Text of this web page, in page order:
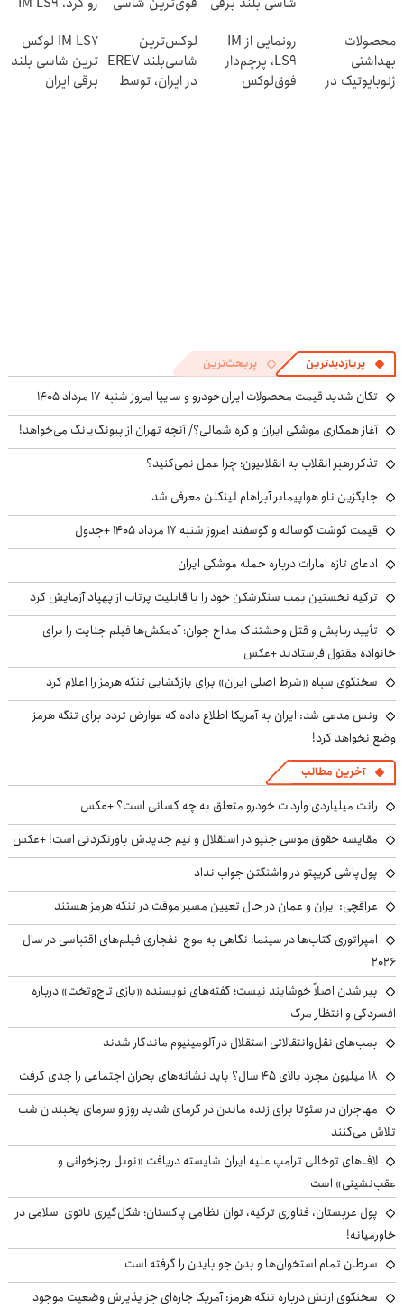
انقلاب
ایران رونمایی شد
ایران شد
محصولات
بهداشتی
ژنوبایوتیک در
رونمایی از IM
LS9، پرچم‌دار
فوق‌لوکس
لوکس‌ترین
شاسی‌بلند EREV
در ایران، توسط
IM LS7 لوکس
ترین شاسی بلند
برقی ایران
پربازدیدترین پربحث‌ترین
تکان شدید قیمت محصولات ایران‌خودرو و سایپا امروز شنبه ۱۷ مرداد ۱۴۰۵
آغاز همکاری موشکی ایران و کره شمالی؟/ آنچه تهران از پیونگ‌یانگ می‌خواهد!
تذکر رهبر انقلاب به انقلابیون؛ چرا عمل نمی‌کنید؟
جایگزین ناو هواپیمابر آبراهام لینکلن معرفی شد
قیمت گوشت گوساله و گوسفند امروز شنبه ۱۷ مرداد ۱۴۰۵ +جدول
ادعای تازه امارات درباره حمله موشکی ایران
ترکیه نخستین بمب سنگرشکن خود را با قابلیت پرتاب از پهپاد آزمایش کرد
تأیید ربایش و قتل وحشتناک مداح جوان؛ آدمکش‌ها فیلم جنایت را برای
خانواده مقتول فرستادند +عکس
سخنگوی سپاه «شرط اصلی ایران» برای بازگشایی تنگه هرمز را اعلام کرد
ونس مدعی شد: ایران به آمریکا اطلاع داده که عوارض تردد برای تنگه هرمز
وضع نخواهد کرد!
آخرین مطالب
رانت میلیاردی واردات خودرو متعلق به چه کسانی است؟ +عکس
مقایسه حقوق موسی جنپو در استقلال و تیم جدیدش باورنکردنی است! +عکس
پول‌پاشی کریپتو در واشنگتن جواب نداد
عراقچی: ایران و عمان در حال تعیین مسیر موقت در تنگه هرمز هستند
امپراتوری کتاب‌ها در سینما؛ نگاهی به موج انفجاری فیلم‌های اقتباسی در سال
۲۰۲۶
پیر شدن اصلاً خوشایند نیست؛ گفته‌های نویسنده «بازی تاج‌وتخت» درباره
افسردگی و انتظار مرگ
بمب‌های نقل‌وانتقالاتی استقلال در آلومینیوم ماندگار شدند
۱۸ میلیون مجرد بالای ۴۵ سال؟ باید نشانه‌های بحران اجتماعی را جدی گرفت
مهاجران در سئوتا برای زنده ماندن در گرمای شدید روز و سرمای یخبندان شب
تلاش می‌کنند
لاف‌های توخالی ترامپ علیه ایران شایسته دریافت «نوبل رجزخوانی و
عقب‌نشینی» است
پول عربستان، فناوری ترکیه، توان نظامی پاکستان؛ شکل‌گیری ناتوی اسلامی در
خاورمیانه!
سرطان تمام استخوان‌ها و بدن جو بایدن را گرفته است
سخنگوی ارتش درباره تنگه هرمز: آمریکا چاره‌ای جز پذیرش وضعیت موجود